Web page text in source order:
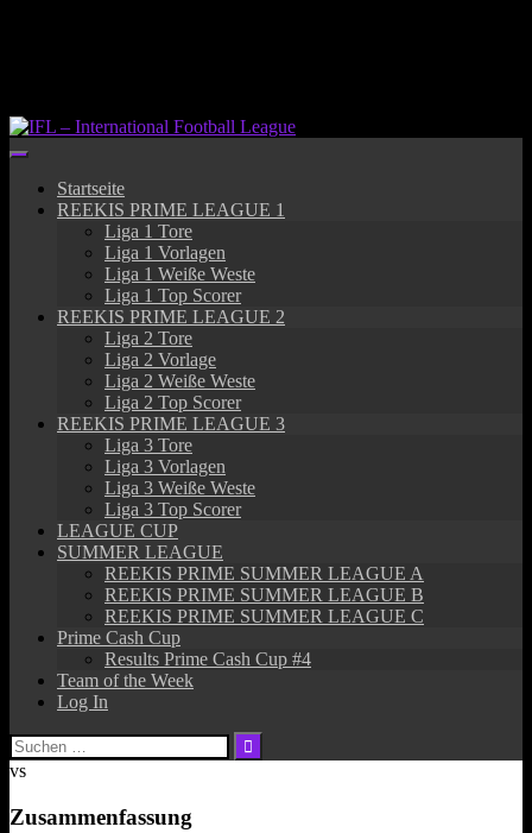
Startseite
REEKIS PRIME LEAGUE 1
Liga 1 Tore
Liga 1 Vorlagen
Liga 1 Weiße Weste
Liga 1 Top Scorer
REEKIS PRIME LEAGUE 2
Liga 2 Tore
Liga 2 Vorlage
Liga 2 Weiße Weste
Liga 2 Top Scorer
REEKIS PRIME LEAGUE 3
Liga 3 Tore
Liga 3 Vorlagen
Liga 3 Weiße Weste
Liga 3 Top Scorer
LEAGUE CUP
SUMMER LEAGUE
REEKIS PRIME SUMMER LEAGUE A
REEKIS PRIME SUMMER LEAGUE B
REEKIS PRIME SUMMER LEAGUE C
Prime Cash Cup
Results Prime Cash Cup #4
Team of the Week
Log In
Suchen
nach:
vs
Zusammenfassung